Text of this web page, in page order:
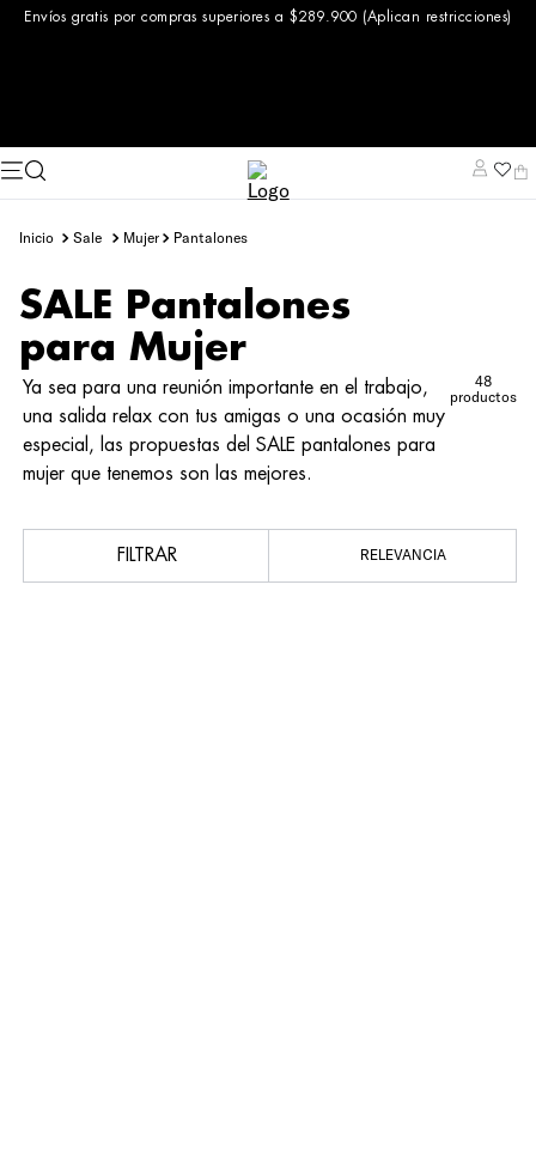
Envíos gratis por compras superiores a $289.900 (Aplican restricciones)
sale mujer pantalones
SALE Pantalones
para Mujer
Ya sea para una reunión importante en el trabajo,
una salida relax con tus amigas o una ocasión muy
especial, las propuestas del SALE pantalones para
mujer que tenemos son las mejores.
48
productos
FILTRAR RELEVANCIA